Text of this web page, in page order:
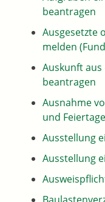
beantragen
Ausgesetzte
melden
Auskunft
beantragen
Ausnahme
und
Ausstellung
Ausstellung